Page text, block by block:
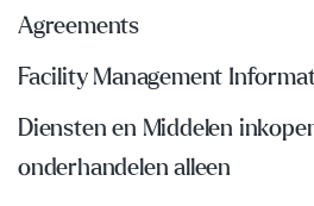
Agreements
Facility Management
Diensten en Middelen
onderhandelen alleen